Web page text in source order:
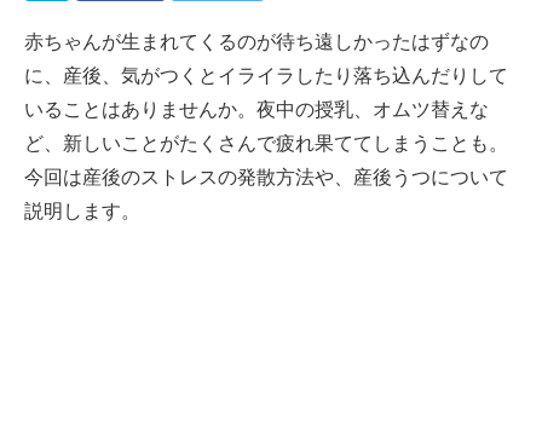
赤ちゃんが生まれてくるのが待ち遠しかったはずなの
に、産後、気がつくとイライラしたり落ち込んだりして
いることはありませんか。夜中の授乳、オムツ替えな
ど、新しいことがたくさんで疲れ果ててしまうことも。
今回は産後のストレスの発散方法や、産後うつについて
説明します。